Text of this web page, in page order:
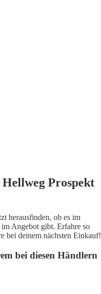
Prospekt
herausfinden, ob es im
Angebot gibt. Erfahre so
bei deinem nächsten Einkauf!
bei diesen Händlern